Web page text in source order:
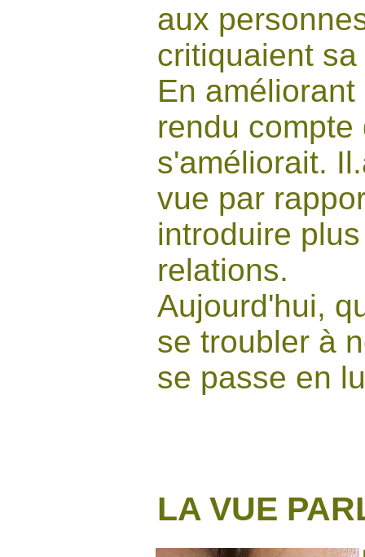
aux
critiquaient
En
rendu
s'améliorait.
vue par
introduire
relations.
Aujourd'hui,
se troubler à
se passe en
LA VUE